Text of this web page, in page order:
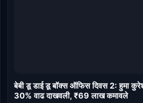
बेबी डू डाई डू बॉक्स ऑफिस दिवस 2: हुमा
30% वाढ दाखवली, ₹69 लाख कमावले